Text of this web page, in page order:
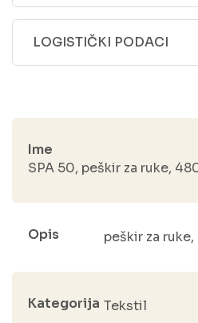
LOGISTIČKI PODACI
Ime
SPA 50, peškir za ruke,
Opis peškir za
Kategorija Tekstil